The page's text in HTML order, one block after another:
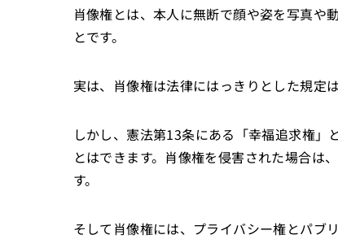
肖像権とは、本人に無断で顔や姿を写真や
とです。
実は、肖像権は法律にはっきりとした規定
しかし、憲法第13条にある「幸福追求権
とはできます。肖像権を侵害された場合は
す。
そして肖像権には、プライバシー権とパブ